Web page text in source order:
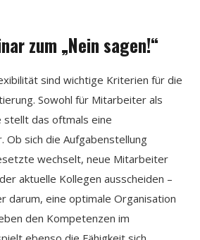
zum „Nein sagen!“
sind wichtige Kriterien für die
Sowohl für Mitarbeiter als
das oftmals eine
Ob sich die Aufgabenstellung
wechselt, neue Mitarbeiter
aktuelle Kollegen ausscheiden –
darum, eine optimale Organisation
den Kompetenzen im